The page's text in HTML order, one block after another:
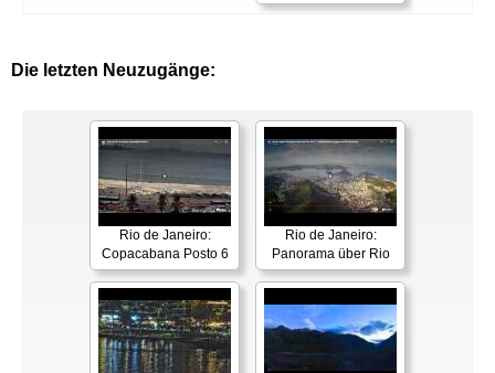
Die letzten Neuzugänge:
Rio de Janeiro:
Copacabana Posto 6
Rio de Janeiro:
Panorama über Rio